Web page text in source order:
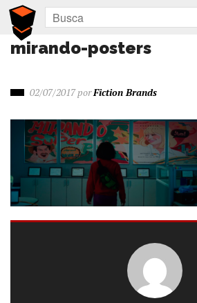
mirando-posters
02/07/2017porFiction Brands